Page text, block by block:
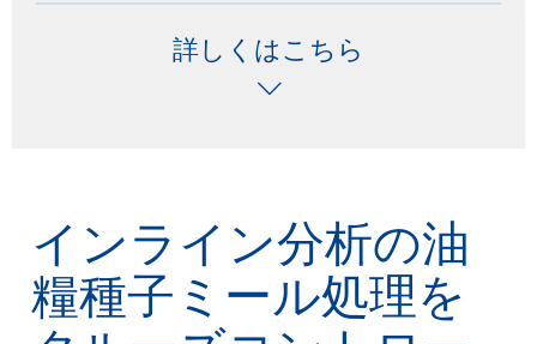
程で最適な使用を可能にする
圧搾ケークのオイル含有量をテストして搾油可能性
を判断する
飼料生産用の油粕（ミール）の品質を管理する
詳しくはこちら
インライン分析の油
糧種子ミール処理を